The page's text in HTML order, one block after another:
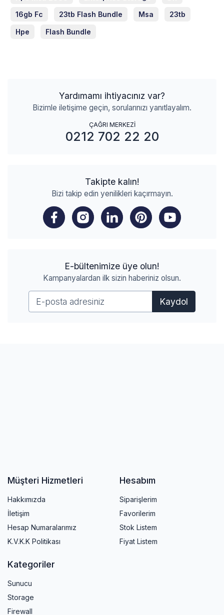
16gb Fc 23tb Flash Bundle Msa 23tb
Hpe Flash Bundle
Yardımamı ihtiyacınız var?
Bizimle iletişime geçin, sorularınızı yanıtlayalım.
ÇAĞRI MERKEZİ
0212 702 22 20
Takipte kalın!
Bizi takip edin yenilikleri kaçırmayın.
E-bültenimize üye olun!
Kampanyalardan ilk sizin haberiniz olsun.
Kaydol
Müşteri Hizmetleri
Hakkımızda
İletişim
Hesap Numaralarımız
K.V.K.K Politikası
Hesabım
Siparişlerim
Favorilerim
Stok Listem
Fiyat Listem
Kategoriler
Sunucu
Storage
Firewall